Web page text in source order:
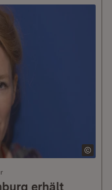
erhält